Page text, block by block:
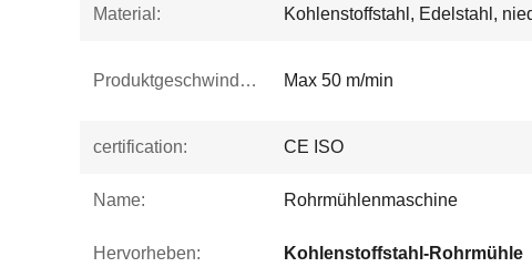
Material: Kohlenstoffstahl, Edelstahl,
Produktgeschwindigkeit: Max 50 m/min
certification: CE ISO
Name: Rohrmühlenmaschine
Hervorheben: Kohlenstoffstahl-Rohrmühle